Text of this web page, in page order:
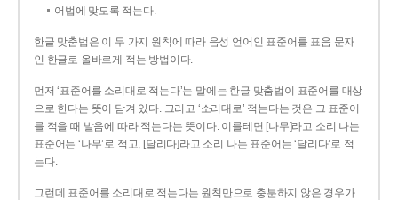
어법에 맞도록 적는다.
한글 맞춤법은 이 두 가지 원칙에 따라 음성 언어인 표준어를 표음 문자
인 한글로 올바르게 적는 방법이다.
먼저 ‘표준어를 소리대로 적는다’는 말에는 한글 맞춤법이 표준어를 대상
으로 한다는 뜻이 담겨 있다. 그리고 ‘소리대로’ 적는다는 것은 그 표준어
를 적을 때 발음에 따라 적는다는 뜻이다. 이를테면 [나무]라고 소리 나는
표준어는 ‘나무’로 적고, [달리다]라고 소리 나는 표준어는 ‘달리다’로 적
는다.
그런데 표준어를 소리대로 적는다는 원칙만으로 충분하지 않은 경우가